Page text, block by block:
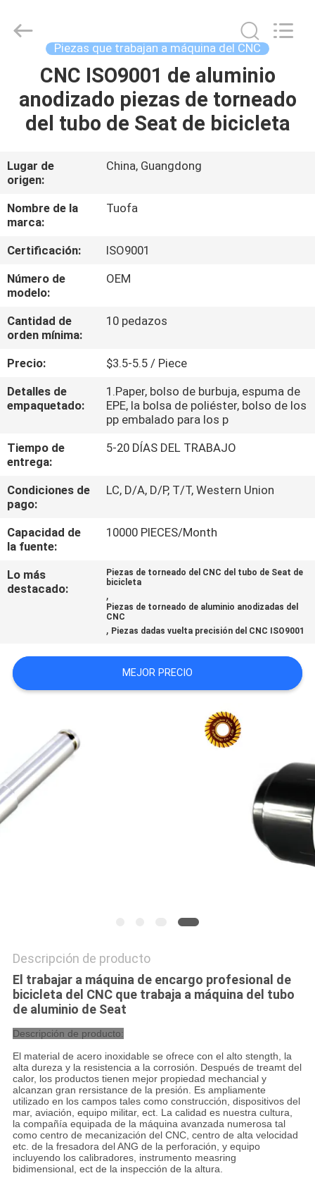
CASA.
SOBRE
NOSOTROS
RECORRIDO
POR
FÁBRICA
CONTROL
DE
CONTACTA
CON
NOSOTROS
CITA
MAPA
SITIO
POLÍTICA
DE
Tuofa
Technology
Piezas que trabajan a máquina del CNC
CNC ISO9001 de aluminio
anodizado piezas de torneado
del tubo de Seat de bicicleta
Lugar de
origen:
China, Guangdong
Nombre de la
marca:
Tuofa
Certificación:
ISO9001
Número de
modelo:
OEM
Cantidad de
orden mínima:
10 pedazos
Precio:
$3.5-5.5 / Piece
Detalles de
empaquetado:
1.Paper, bolso de burbuja, espuma de
EPE, la bolsa de poliéster, bolso de los
pp embalado para los p
Tiempo de
entrega:
5-20 DÍAS DEL TRABAJO
Condiciones de
pago:
LC, D/A, D/P, T/T, Western Union
Capacidad de
la fuente:
10000 PIECES/Month
Lo más
destacado:
Piezas de torneado del CNC del tubo de Seat de
bicicleta
,
Piezas de torneado de aluminio anodizadas del
CNC
, Piezas dadas vuelta precisión del CNC ISO9001
MEJOR PRECIO
Descripción de producto
El trabajar a máquina de encargo profesional de
bicicleta del CNC que trabaja a máquina del tubo
de aluminio de Seat
Descripción de producto:
El material de acero inoxidable se ofrece con el alto stength, la
alta dureza y la resistencia a la corrosión. Después de treamt del
calor, los productos tienen mejor propiedad mechancial y
alcanzan gran rersistance de la presión. Es ampliamente
utilizado en los campos tales como construcción, dispositivos del
mar, aviación, equipo militar, ect. La calidad es nuestra cultura,
la compañía equipada de la máquina avanzada numerosa tal
como centro de mecanización del CNC, centro de alta velocidad
etc. de la fresadora del ANG de la perforación, y equipo
incluyendo los calibradores, instrumento measring
bidimensional, ect de la inspección de la altura.